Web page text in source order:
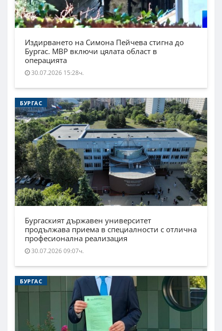
Издирването на Симона Пейчева стигна до
Бургас. МВР включи цялата област в
операцията
30.07.2026 15:28ч.
БУРГАС
Бургаският държавен университет
продължава приема в специалности с отлична
професионална реализация
30.07.2026 09:07ч.
БУРГАС